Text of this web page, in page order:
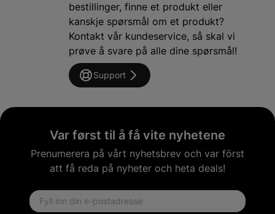
bestillinger, finne et produkt eller
kanskje spørsmål om et produkt?
Kontakt vår kundeservice, så skal vi
prøve å svare på alle dine spørsmål!
Support
Var først til å få vite nyhetene
Prenumerera på vårt nyhetsbrev och var först
att få reda på nyheter och heta deals!
Email address